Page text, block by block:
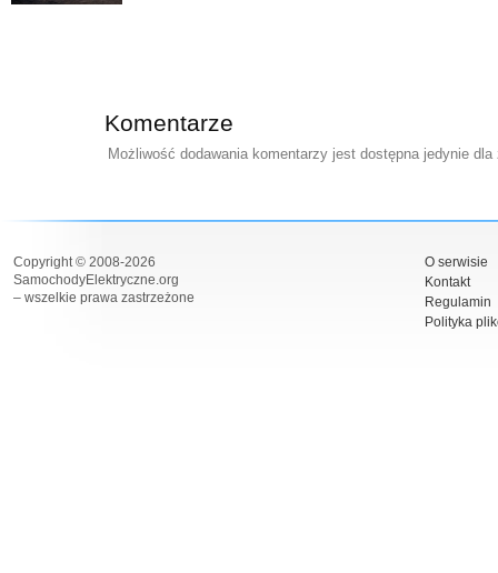
Komentarze
Możliwość dodawania komentarzy jest dostępna jedynie
Copyright © 2008-2026
SamochodyElektryczne.org
– wszelkie prawa zastrzeżone
O serwisie
Kontakt
Regulamin
Polityka